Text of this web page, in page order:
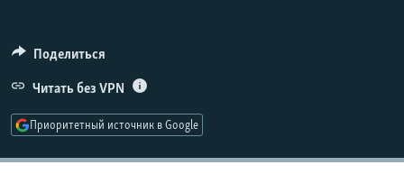
ПОДПИШИТЕСЬ НА РАССЫЛКУ
СОЦИАЛЬНЫЕ СЕТИ
Поделиться
Читать без VPN
Приоритетный источник в Google